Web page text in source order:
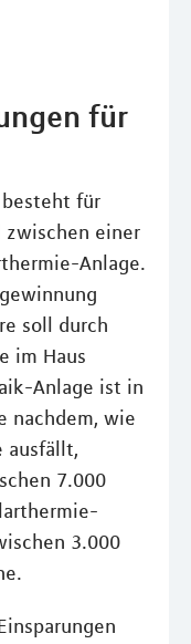
für
für
zwischen einer
Anlage.
soll durch
im Haus
Anlage ist in
nachdem, wie
ausfällt,
7.000
3.000